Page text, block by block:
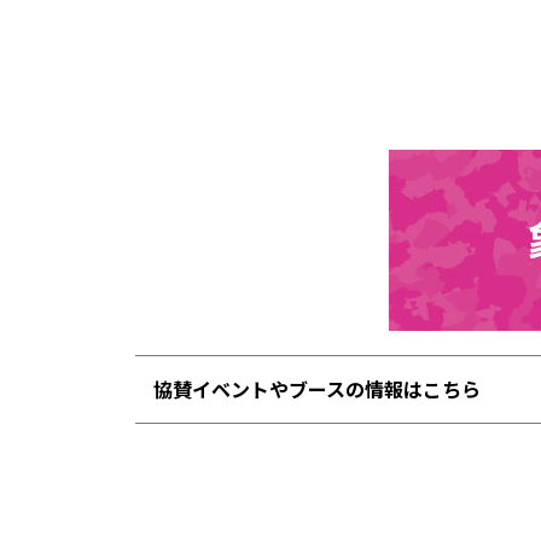
協賛イベントやブースの情報はこちら